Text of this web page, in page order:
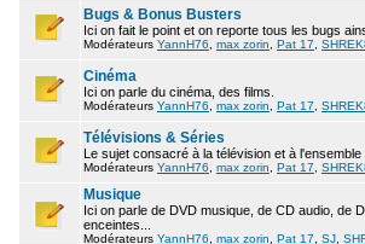
Bugs & Bonus Busters
Ici on fait le point et on reporte tous les bugs
Modérateurs YannH76 max zorin Pat 17
Cinéma
Ici on parle du cinéma, des films.
Modérateurs YannH76 max zorin Pat 17
Télévisions & Séries
Le sujet consacré à la télévision et à l'ensemble
Modérateurs YannH76 max zorin Pat 17
Musique
Ici on parle de DVD musique, de CD audio, de
enceintes...
Modérateurs YannH76 max zorin Pat 17 SJ